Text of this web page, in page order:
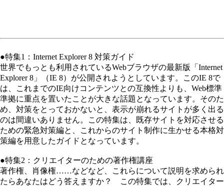
●特集1：Internet Explorer 8 対策ガイド
世界でもっとも利用されているWebブラウザの最新版「Internet
Explorer 8」（IE 8）が公開されようとしています。このIE 8で
は、これまでのIE向けコンテンツとの互換性よりも、Web標準
準拠に重点を置いたことが大きな話題となっています。そのた
め、対策をとっておかないと、表示が崩れるサイトが多く出る
のは間違いありません。この特集は、既存サイトを対応させる
ための緊急対策編と、これからのサイト制作に生かせる本格対
策編を用意したガイドとなっています。
●特集2：クリエイターのための著作権講座
著作権、肖像権……などなど、これらについて説明を求められ
たらあなたはどう答えますか？ この特集では、クリエイター